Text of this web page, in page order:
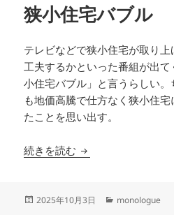
ー
狭小住宅バブル
テレビなどで狭小住宅が取り
工夫するかといった番組が出
小住宅バブル」と言うらしい
も地価高騰で仕方なく狭小住
たことを思い出す。
続きを読む 狭小住宅バブル
投
2025年10月3日
カ
monologue